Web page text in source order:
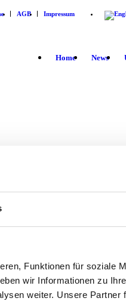
Funktionen für soziale
wir Informationen zu
weiter. Unsere Partner
AGB Impressum
Home News
unserem